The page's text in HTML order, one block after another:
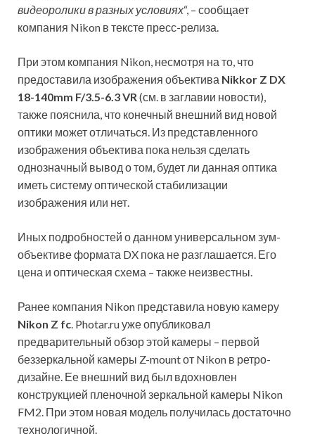
видеоролики в разных условиях“, – сообщает
компания Nikon в тексте пресс-релиза.
При этом компания Nikon, несмотря на то, что
предоставила изображения объектива Nikkor Z DX
18-140mm F/3.5-6.3 VR (см. в заглавии новости),
также пояснила, что конечный внешний вид новой
оптики может отличаться. Из представленного
изображения объектива пока нельзя сделать
однозначный вывод о том, будет ли данная оптика
иметь систему оптической стабилизации
изображения или нет.
Иных подробностей о данном универсальном зум-
объективе формата DX пока не разглашается. Его
цена и оптическая схема – также неизвестны.
Ранее компания Nikon представила новую камеру
Nikon Z fc. Photar.ru уже опубликовал
предварительный обзор этой камеры – первой
беззеркальной камеры Z-mount от Nikon в ретро-
дизайне. Ее внешний вид был вдохновлен
конструкцией пленочной зеркальной камеры Nikon
FM2. При этом новая модель получилась достаточно
технологичной.